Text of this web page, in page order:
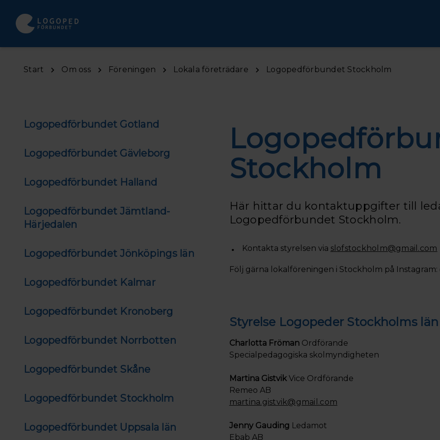
Start Om oss Föreningen Lokala företrädare Logopedförbundet Stockholm
Logopedförbundet Gotland
Logopedförbundet Gävleborg
Logopedförbundet Halland
Logopedförbundet Jämtland-
Härjedalen
Logopedförbundet Jönköpings län
Logopedförbundet Kalmar
Logopedförbundet Kronoberg
Logopedförbundet Norrbotten
Logopedförbundet Skåne
Logopedförbundet Stockholm
Logopedförbundet Uppsala län
Stockholm
Här hittar du kontaktuppgifter till
Logopedförbundet Stockholm.
Kontakta styrelsen via slofstockholm@gmail.com
Följ gärna lokalföreningen i Stockholm på
Styrelse Logopeder Stockholms län
Charlotta Fröman Ordförande
Specialpedagogiska skolmyndigheten
Martina Gistvik Vice Ordförande
Remeo AB
martina.gistvik@gmail.com
Jenny Gauding Ledamot
Ebab AB